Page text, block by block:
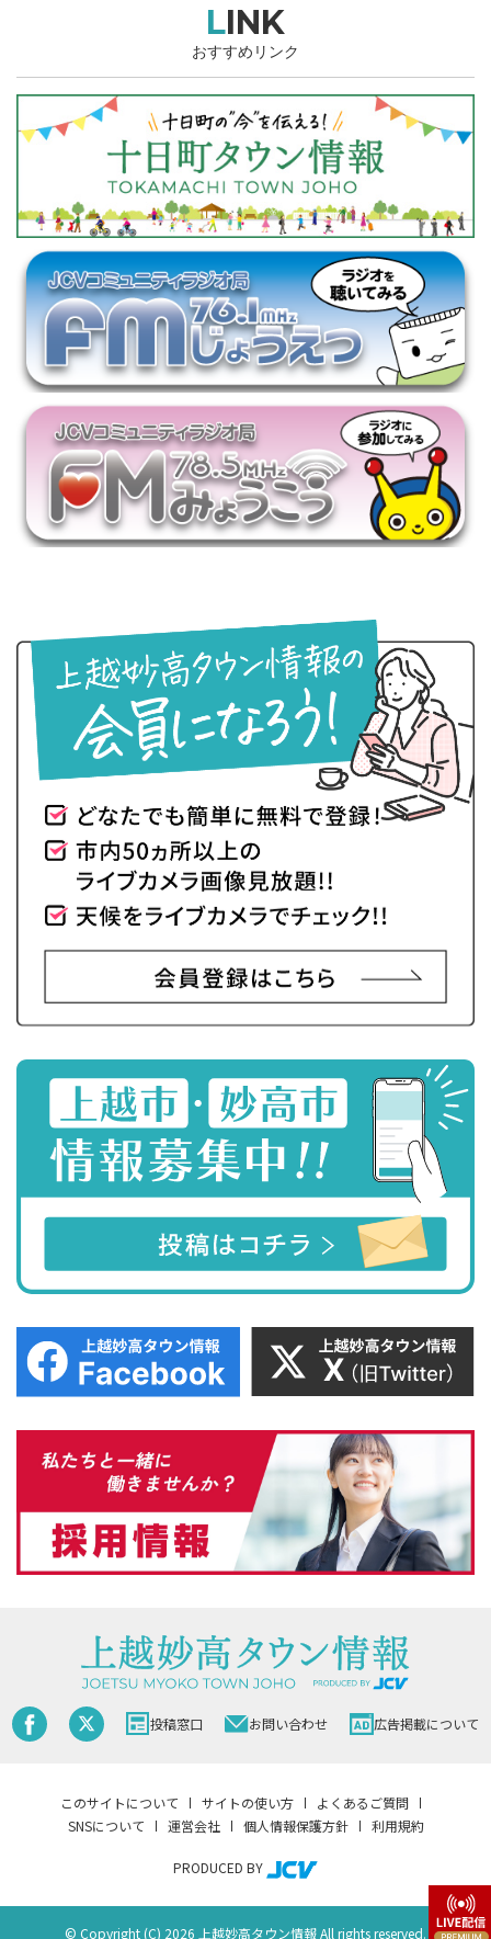
LINK
おすすめリンク
投稿窓口 お問い合わせ 広告掲載について
このサイトについて サイトの使い方
よくあるご質問
SNSについて
運営会社 個人情報保護方針 利用規約
PRODUCED BY
© Copyright (C) 2026 上越妙高タウン情報 All rights reserved.